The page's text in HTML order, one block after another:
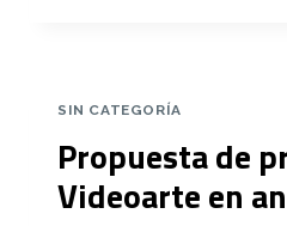
NUCA»
Y
MI
PROYECTO
SIN CATEGORÍA
Propuesta de
Videoarte en